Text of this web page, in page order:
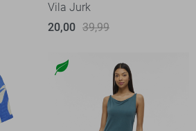
Vila Jurk
20,00 39,99